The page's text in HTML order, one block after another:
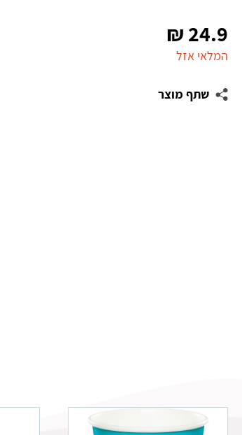
24.9
₪
המלאי אזל
שתף מוצר